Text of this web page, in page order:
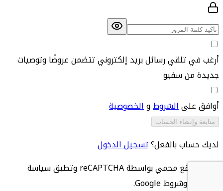
أرغب في تلقي رسائل بريد إلكتروني تتضمن عروضًا وتوصيات
جديدة من سفيو
أوافق علىالشروطوالخصوصية
متابعة وإنشاء الحساب
لديك حساب بالفعل؟تسجيل الدخول
هذا الموقع محمي بواسطة reCAPTCHA وتطبق سياسة
خصوصية وشروط Google.